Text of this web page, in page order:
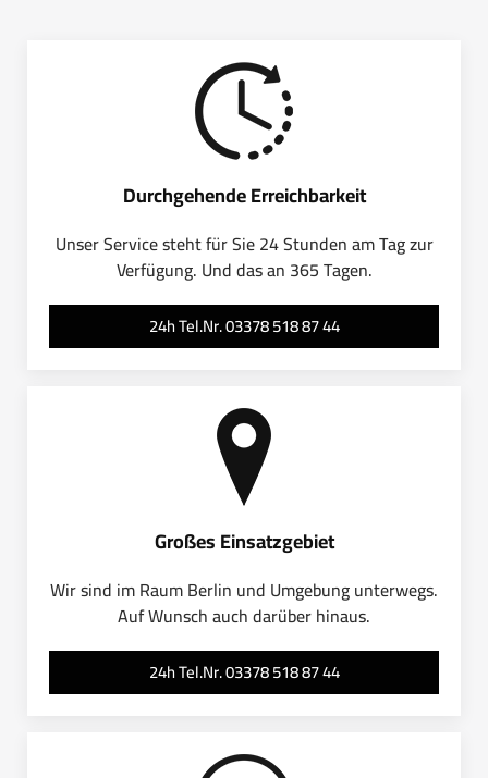
Durchgehende Erreichbarkeit
Unser Service steht für Sie 24 Stunden am Tag zur
Verfügung. Und das an 365 Tagen.
24h Tel.Nr. 03378 518 87 44
Großes Einsatzgebiet
Wir sind im Raum Berlin und Umgebung unterwegs.
Auf Wunsch auch darüber hinaus.
24h Tel.Nr. 03378 518 87 44